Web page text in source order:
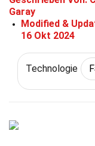
Garay
Modified &
16 Okt 2024
Technologie